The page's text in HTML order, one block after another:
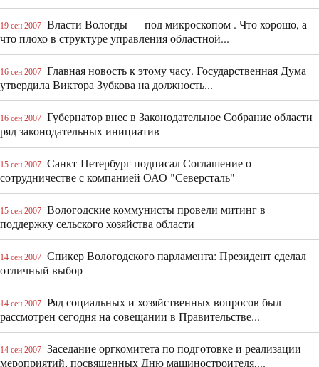
19 сен 2007 Власти Вологды — под микроскопом . Что хорошо, а
что плохо в структуре управления областной...
16 сен 2007 Главная новость к этому часу. Государственная Дума
утвердила Виктора Зубкова на должность...
16 сен 2007 Губернатор внес в Законодательное Собрание области
ряд законодательных инициатив
15 сен 2007 Санкт-Петербург подписал Соглашение о
сотрудничестве с компанией ОАО "Северсталь"
15 сен 2007 Вологодские коммунисты провели митинг в
поддержку сельского хозяйства области
14 сен 2007 Спикер Вологодского парламента: Президент сделал
отличный выбор
14 сен 2007 Ряд социальных и хозяйственных вопросов был
рассмотрен сегодня на совещании в Правительстве...
14 сен 2007 Заседание оргкомитета по подготовке и реализации
мероприятий, посвященных Дню машиностроителя,...